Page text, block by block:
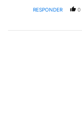
RESPONDER 0